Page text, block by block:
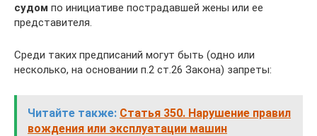
судом по инициативе пострадавшей жены или ее
представителя.
Среди таких предписаний могут быть (одно или
несколько, на основании п.2 ст.26 Закона) запреты:
Читайте также: Статья 350. Нарушение правил
вождения или эксплуатации машин